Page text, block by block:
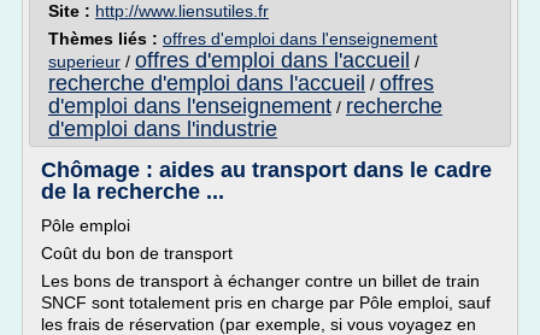
Site : http://www.liensutiles.fr
Thèmes liés : offres d'emploi dans l'enseignement
superieur / offres d'emploi dans l'accueil /
recherche d'emploi dans l'accueil / offres
d'emploi dans l'enseignement / recherche
d'emploi dans l'industrie
Chômage : aides au transport dans le cadre
de la recherche ...
Pôle emploi
Coût du bon de transport
Les bons de transport à échanger contre un billet de train
SNCF sont totalement pris en charge par Pôle emploi, sauf
les frais de réservation (par exemple, si vous voyagez en